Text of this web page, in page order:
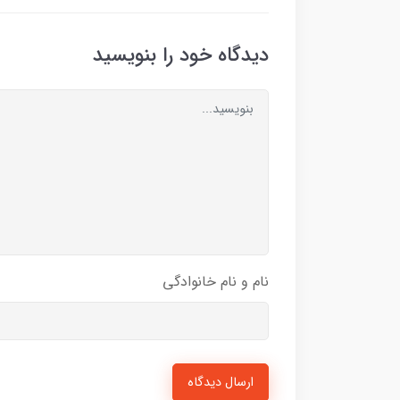
دیدگاه خود را بنویسید
نام و نام خانوادگی
ارسال دیدگاه